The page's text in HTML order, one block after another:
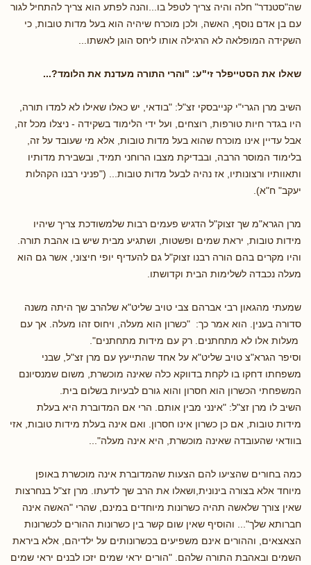
שה"סטנדר" חלה והיה צריך לטפל בו...והנה לפתע הוא צריך להתחיל לגור
עם בן אדם נוסף, האשה, ולכן מוכרח שיהיה הוא בעל מדות טובות, כי
השקידה המופלאה לא הרגילה אותו ליחס הוגן לאשתו...
שאלו את הסטייפלר זי"ע: "והרי התורה מעדנת את הלומד?...
השיב מרן הגרי"י קנייבסקי זצ"ל: "בודאי, יש כאלו שאילו לא למדו תורה,
היו בגדר חיות טורפות, רוצחים, ועל ידי הלימוד בשקידה - ניצלו מכל זה,
אבל עדיין אינו מוכרח שהוא בעל מדות טובות, אלא מי שעובד על זה,
בלימוד המוסר הרבה, ובבדיקת מצבו הרוחני תמיד, ובשבירת מדותיו
ותאוותיו ורצונותיו, אז נהיה לבעל מדות טובות... ("פניני רבנו הקהלות
יעקב" ח"א).
מרן הגרא"מ שך זצוק"ל הדגיש פעמים רבות שלמשודכת צריך שיהיו
מידות טובות, יראת שמים ופשטות, ושתגיע מבית שיש בו אהבת תורה.
והיו מקרים בהם הורה רבנו זצוק"ל גם להעדיף יופי חיצוני, אשר גם הוא
מעלה נכבדה לשלימות הבית וקדושתו.
שמעתי מהגאון רבי אברהם צבי טויב שליט"א שלהרב שך היתה משנה
סדורה בענין. הוא אמר כך: "כשרון הוא מעלה, ויחוס זהו מעלה. אך עם
מעלות אלו לא מתחתנים. רק עם מידות מתחתנים".
וסיפר הגרא"צ טויב שליט"א על אחד שהתייעץ עם מרן זצ"ל, שבני
משפחתו דחקו בו לקחת בדווקא כלה שאינה מוכשרת, משום שמנסיונם
המשפחתי הכשרון הוא חסרון והוא גורם לבעיות בשלום בית.
השיב לו מרן זצ"ל: "אינני מבין אותם. הרי אם המדוברת היא בעלת
מידות טובות, אם כן כשרון אינו חסרון. ואם אינה בעלת מידות טובות, אזי
בוודאי שהעובדה שאינה מוכשרת, היא אינה מעלה"...
כמה בחורים שהציעו להם הצעות שהמדוברת אינה מוכשרת באופן
מיוחד אלא בצורה בינונית,ושאלו את הרב שך לדעתו. מרן זצ"ל בנחרצות
שאין צורך שלאשה תהיה כשרונות מיוחדים במינם, שהרי "האשה אינה
חברותא שלך"... והוסיף שאין שום קשר בין כשרונות ההורים לכשרונות
הצאצאים, וההורים אינם משפיעים בכשרונותים על ילדיהם, אלא ביראת
השמים ובאהבת התורה שלהם. "הורים יראי שמים יזכו לבנים יראי שמים